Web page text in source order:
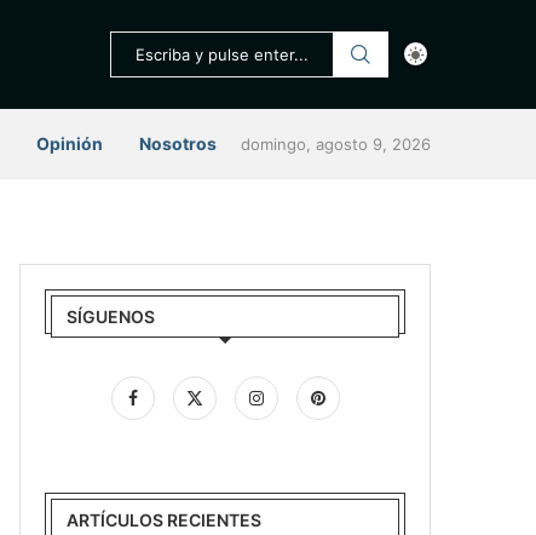
Opinión Nosotros domingo, agosto 9, 2026
SÍGUENOS
ARTÍCULOS RECIENTES